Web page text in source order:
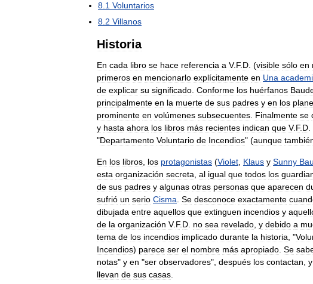
8 1 Voluntarios
8 2 Villanos
Historia
En cada libro se hace referencia a V.F. D . (visible sólo en
primeros en mencionarlo explícitamente en Una
de explicar su significado Conforme los huérfanos
principalmente en la muerte de sus padres y en los
prominente en volúmenes subsecuentes Finalmente se
y hasta ahora los libros más recientes indican que V.F. D
"Departamento Voluntario de Incendios" (aunque
En los libros los protagonistas (Violet Klaus y Sunny
esta organización secreta al igual que todos los
de sus padres y algunas otras personas que aparecen
sufrió un serio Cisma Se desconoce exactamente
dibujada entre aquellos que extinguen incendios y
de la organización V.F. D no sea revelado y debido a
tema de los incendios implicado durante la historia , "
Incendios) parece ser el nombre más apropiado Se
notas" y en "ser observadores", después los contactan y
llevan de sus casas